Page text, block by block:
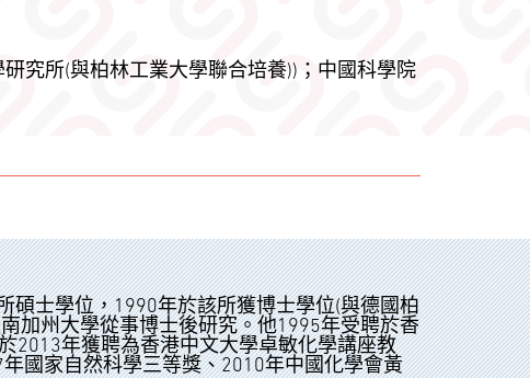
究所(與柏林工業大學聯合培養))；中國科學院
碩士學位，1990年於該所獲博士學位(與德國柏
加州大學從事博士後研究。他1995年受聘於香
2013年獲聘為香港中文大學卓敏化學講座教
國家自然科學三等獎、2010年中國化學會黃